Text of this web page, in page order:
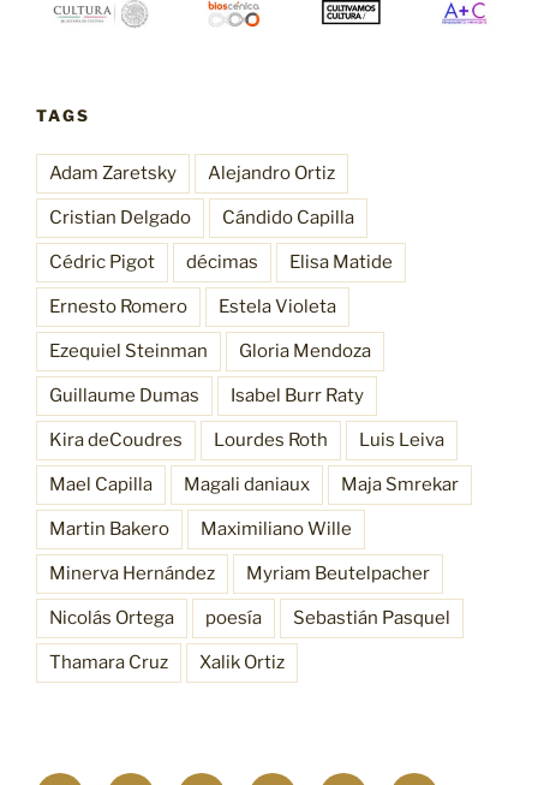
TAGS
Adam Zaretsky Alejandro Ortiz
Cristian Delgado Cándido Capilla
Cédric Pigot décimas Elisa Matide
Ernesto Romero Estela Violeta
Ezequiel Steinman Gloria Mendoza
Guillaume Dumas Isabel Burr Raty
Kira deCoudres Lourdes Roth Luis Leiva
Mael Capilla Magali daniaux Maja Smrekar
Martin Bakero Maximiliano Wille
Minerva Hernández Myriam Beutelpacher
Nicolás Ortega poesía Sebastián Pasquel
Thamara Cruz Xalik Ortiz